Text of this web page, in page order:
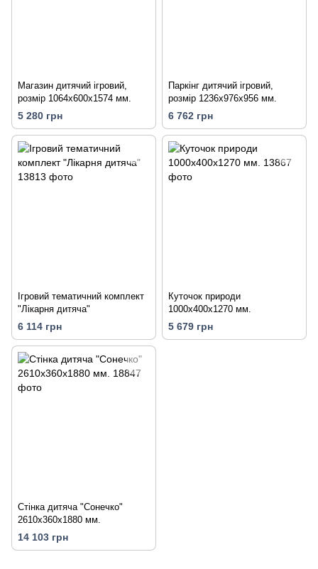
Магазин дитячий ігровий,
розмір 1064х600х1574 мм.
5 280 грн
Паркінг дитячий ігровий,
розмір 1236х976х956 мм.
6 762 грн
Ігровий тематичний комплект
"Лікарня дитяча"
6 114 грн
Куточок природи
1000х400х1270 мм.
5 679 грн
Стінка дитяча "Сонечко"
2610х360х1880 мм.
14 103 грн